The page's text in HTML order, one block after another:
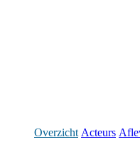
Overzicht Acteurs